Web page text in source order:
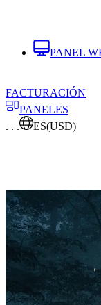
PANEL
FACTURACIÓN
PANELES
. . .
ES(USD)